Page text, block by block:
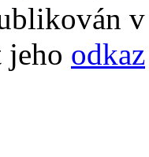
jeho odkaz